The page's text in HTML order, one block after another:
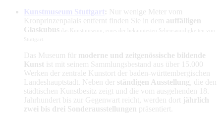
Kunstmuseum Stuttgart : Nur wenige Meter vom
Kronprinzenpalais entfernt finden Sie in dem auffälligen
Glaskubus das Kunstmuseum, eines der bekanntesten Sehenswürdigkeiten von
Stuttgart.
Das Museum für moderne und zeitgenössische bildende
Kunst
ist mit seinem Sammlungsbestand aus über 15.000
Werken der zentrale Kunstort der baden-württembergischen
Landeshauptstadt. Neben der ständigen Ausstellung , die den
städtischen Kunstbesitz zeigt und die vom ausgehenden 18.
Jahrhundert bis zur Gegenwart reicht, werden dort jährlich
zwei bis drei Sonderausstellungen
präsentiert.